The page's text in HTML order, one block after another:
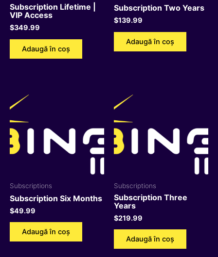
Subscription Lifetime |
VIP Access
$349.99
Adaugă în coș
Subscription Two Years
$139.99
Adaugă în coș
Subscriptions
Subscription Six Months
$49.99
Adaugă în coș
Subscriptions
Subscription Three
Years
$219.99
Adaugă în coș